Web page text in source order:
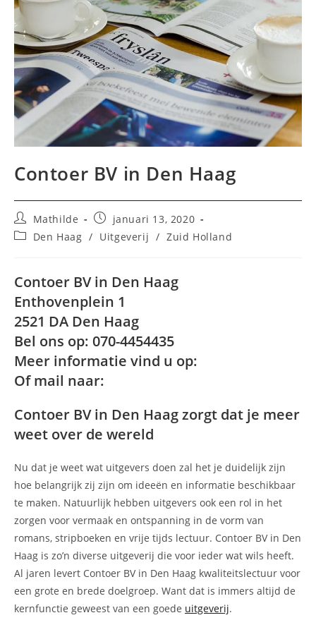
Contoer BV in Den Haag
Bericht
auteur:
Mathilde
Bericht
gepubliceerd
op:
januari 13, 2020
Berichtcategorie:
Den Haag / Uitgeverij / Zuid Holland
Contoer BV in Den Haag
Enthovenplein 1
2521 DA Den Haag
Bel ons op: 070-4454435
Meer informatie vind u op:
Of mail naar:
Contoer BV in Den Haag zorgt dat je meer
weet over de wereld
Nu dat je weet wat uitgevers doen zal het je duidelijk zijn
hoe belangrijk zij zijn om ideeën en informatie beschikbaar
te maken. Natuurlijk hebben uitgevers ook een rol in het
zorgen voor vermaak en ontspanning in de vorm van
romans, stripboeken en vrije tijds lectuur. Contoer BV in Den
Haag is zo’n diverse uitgeverij die voor ieder wat wils heeft.
Al jaren levert Contoer BV in Den Haag kwaliteitslectuur voor
een grote en brede doelgroep. Want dat is immers altijd de
kernfunctie geweest van een goede uitgeverij.